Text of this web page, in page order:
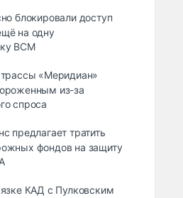
блокировали доступ
на одну
ВСМ
«Меридиан»
из-за
спроса
предлагает тратить
фондов на защиту
КАД с Пулковским